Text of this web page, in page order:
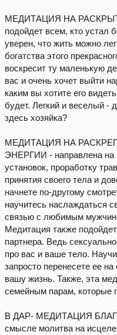
МЕДИТАЦИЯ НА
подойдет всем, кто устал
уверен, что жить можно
богатства этого
воскресит ту маленькую
вас и очень хочет выйти
каким вы хотите его
будет. Легкий и веселый -
здесь хозяйка?
МЕДИТАЦИЯ НА
ЭНЕРГИИ - направлена на
установок, проработку
принятия своего тела и
начнете по-другому
научитесь наслаждаться
связью с любимым
Медитация также
партнера. Ведь
про вас и ваше тело.
запросто перенесете ее
вашу жизнь. Также, эта
семейным парам, которые
В ДАР- МЕДИТАЦИЯ
смысле молитва на